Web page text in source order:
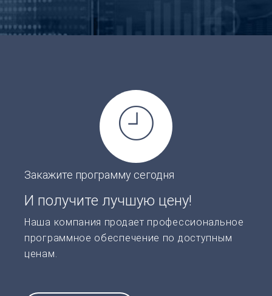
Закажите программу сегодня
И получите лучшую цену!
Наша компания продает профессиональное
программное обеспечение по доступным
ценам.